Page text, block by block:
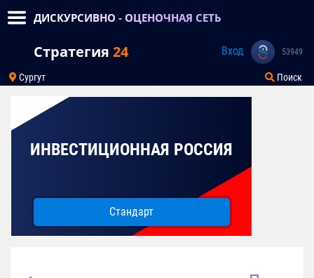
ДИСКУРСИВНО - ОЦЕНОЧНАЯ СЕТЬ
Стратегия 24 Вход 53949
Сургут Поиск
ИНВЕСТИЦИОННАЯ РОССИЯ
Стандарт